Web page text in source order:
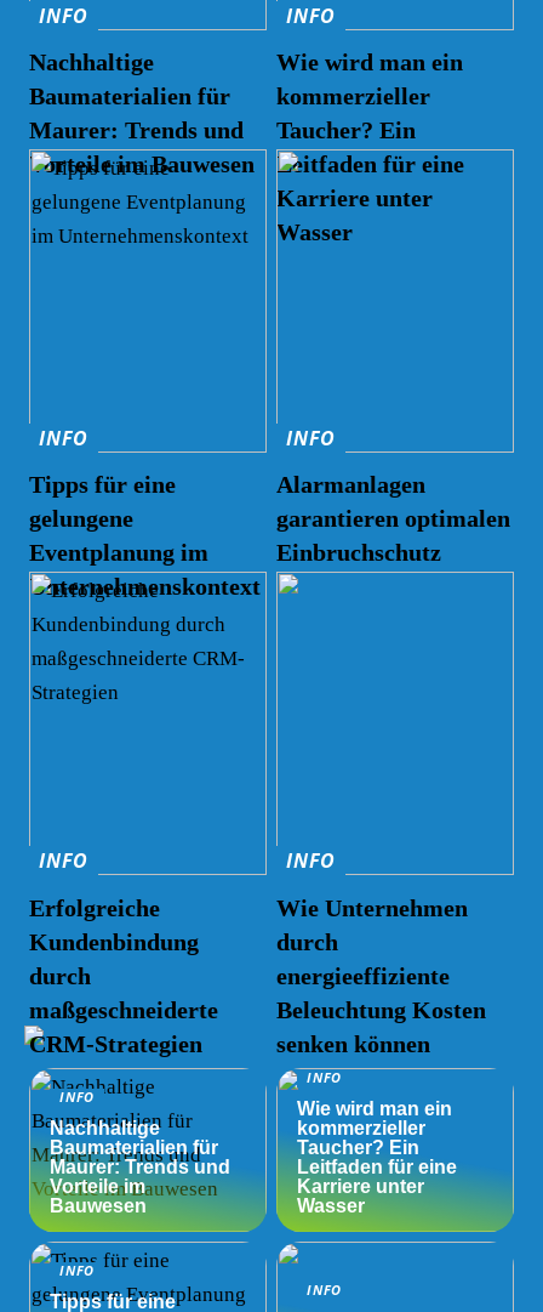
INFO
Nachhaltige
Baumaterialien für
Maurer: Trends und
Vorteile im Bauwesen
INFO
Wie wird man ein
kommerzieller
Taucher? Ein
Leitfaden für eine
Karriere unter
Wasser
INFO
Tipps für eine
gelungene
Eventplanung im
Unternehmenskontext
INFO
Alarmanlagen
garantieren optimalen
Einbruchschutz
INFO
Erfolgreiche
Kundenbindung
durch
maßgeschneiderte
CRM-Strategien
INFO
Wie Unternehmen
durch
energieeffiziente
Beleuchtung Kosten
senken können
INFO
Nachhaltige
Baumaterialien für
Maurer: Trends und
Vorteile im
Bauwesen
INFO
Wie wird man ein
kommerzieller
Taucher? Ein
Leitfaden für eine
Karriere unter
Wasser
INFO
Tipps für eine
INFO